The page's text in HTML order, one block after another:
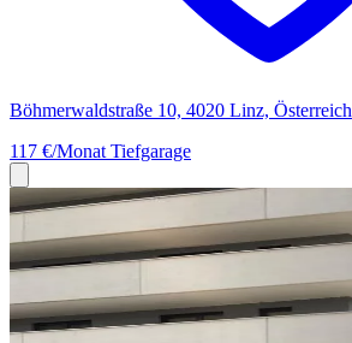
Böhmerwaldstraße 10, 4020 Linz, Österreich
117 €/Monat Tiefgarage